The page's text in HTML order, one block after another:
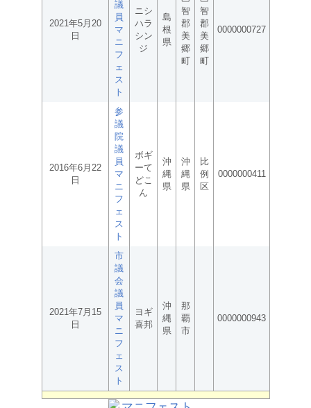
2021年5月20
日
議
員
マ
ニ
フ
ェ
ス
ト
ニシ
ハラ
シン
ジ
島
根
県
智
郡
美
郷
町
智
郡
美
郷
町
0000000727
2016年6月22
日
参
議
院
議
員
マ
ニ
フ
ェ
ス
ト
ボギ
ーて
どこ
ん
沖
縄
県
沖
縄
県
比
例
区
0000000411
2021年7月15
日
市
議
会
議
員
マ
ニ
フ
ェ
ス
ト
ヨギ
喜邦
沖
縄
県
那
覇
市
0000000943